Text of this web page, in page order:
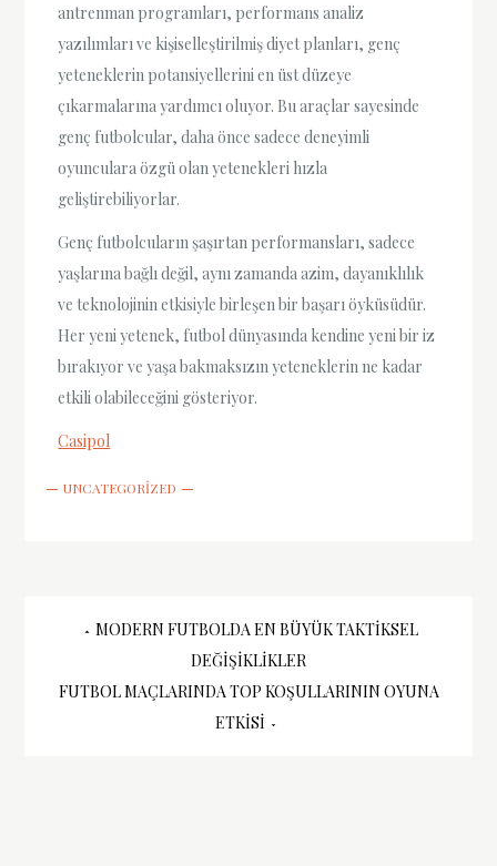
antrenman programları, performans analiz
yazılımları ve kişiselleştirilmiş diyet planları, genç
yeteneklerin potansiyellerini en üst düzeye
çıkarmalarına yardımcı oluyor. Bu araçlar sayesinde
genç futbolcular, daha önce sadece deneyimli
oyunculara özgü olan yetenekleri hızla
geliştirebiliyorlar.
Genç futbolcuların şaşırtan performansları, sadece
yaşlarına bağlı değil, aynı zamanda azim, dayanıklılık
ve teknolojinin etkisiyle birleşen bir başarı öyküsüdür.
Her yeni yetenek, futbol dünyasında kendine yeni bir iz
bırakıyor ve yaşa bakmaksızın yeteneklerin ne kadar
etkili olabileceğini gösteriyor.
Casipol
UNCATEGORIZED
Yazı
gezinmesi
MODERN FUTBOLDA EN BÜYÜK TAKTIKSEL
DEĞIŞIKLIKLER
FUTBOL MAÇLARINDA TOP KOŞULLARININ OYUNA
ETKISI